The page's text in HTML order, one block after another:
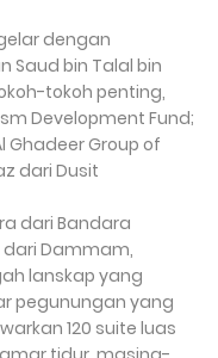
dengan
Saud bin Talal bin
tokoh penting,
Development Fund;
Ghadeer Group of
dari Dusit
dari Bandara
dari Dammam,
lanskap yang
pegunungan yang
120 suite luas